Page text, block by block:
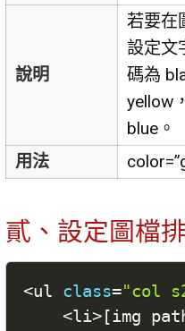
說明
若要在
設定文
碼為
yellow
blue。
用法
貳、設定圖檔
<ul class="col
<li>[img